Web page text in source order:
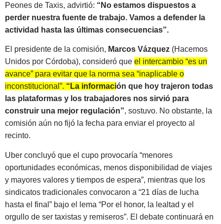
Peones de Taxis, advirtió: “No estamos dispuestos a
perder nuestra fuente de trabajo. Vamos a defender la
actividad hasta las últimas consecuencias”.
El presidente de la comisión, Marcos Vázquez (Hacemos
Unidos por Córdoba), consideró que el intercambio “es un
avance” para evitar que la norma sea “inaplicable o
inconstitucional”. “La información que hoy trajeron todas
las plataformas y los trabajadores nos sirvió para
construir una mejor regulación”, sostuvo. No obstante, la
comisión aún no fijó la fecha para enviar el proyecto al
recinto.
Uber concluyó que el cupo provocaría “menores
oportunidades económicas, menos disponibilidad de viajes
y mayores valores y tiempos de espera”, mientras que los
sindicatos tradicionales convocaron a “21 días de lucha
hasta el final” bajo el lema “Por el honor, la lealtad y el
orgullo de ser taxistas y remiseros”. El debate continuará en